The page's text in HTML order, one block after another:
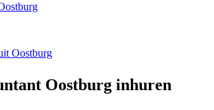
Oostburg
Oostburg inhuren